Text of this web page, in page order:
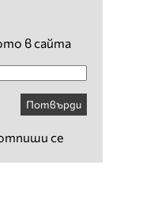
в сайта
Потвърди
се